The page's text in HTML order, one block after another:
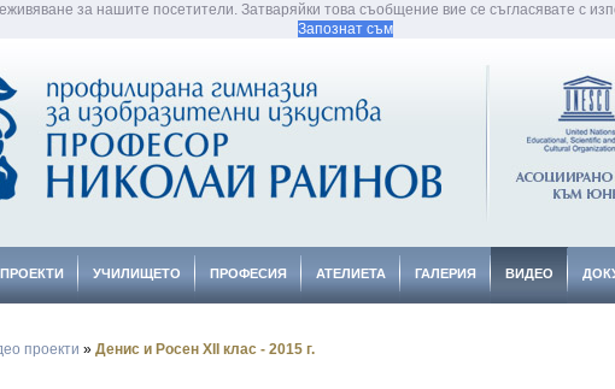
за нашите посетители. Затваряйки това съобщение вие се съгласявате с
Запознат съм
ПРОЕКТИ УЧИЛИЩЕТО ПРОФЕСИЯ АТЕЛИЕТА ГАЛЕРИЯ ВИДЕО
проекти » Денис и Росен XII клас - 2015 г.